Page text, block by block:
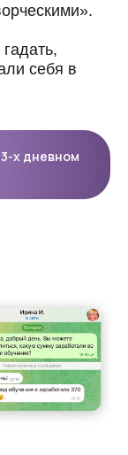
себя в
х дневном